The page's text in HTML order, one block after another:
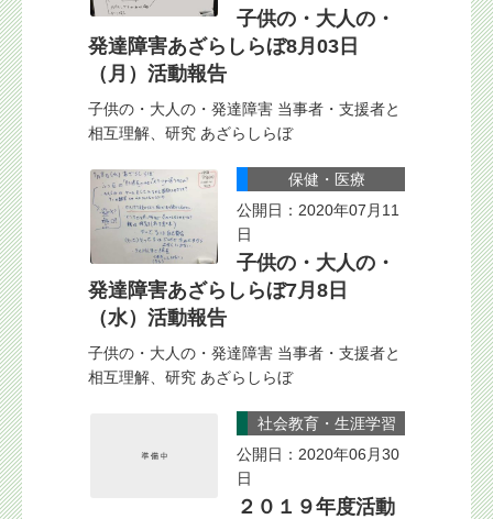
子供の・大人の・
発達障害あざらしらぼ8月03日
（月）活動報告
子供の・大人の・発達障害 当事者・支援者と
相互理解、研究 あざらしらぼ
保健・医療
公開日：2020年07月11
日
子供の・大人の・
発達障害あざらしらぼ7月8日
（水）活動報告
子供の・大人の・発達障害 当事者・支援者と
相互理解、研究 あざらしらぼ
社会教育・生涯学習
公開日：2020年06月30
日
２０１９年度活動